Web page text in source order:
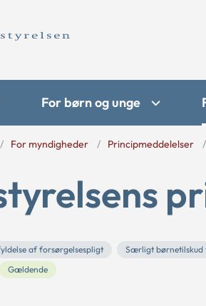
For børn og unge
For myndigheder Principmeddelelser
af forsørgelsespligt Særligt børnetilskud
Gældende